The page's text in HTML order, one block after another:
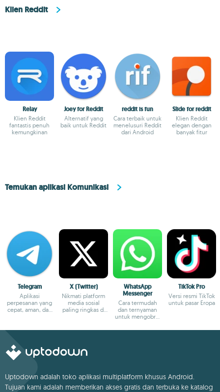
Klien Reddit
Relay
Klien Reddit
fantastis penuh
kemungkinan
Joey for Reddit
Alternatif yang
baik untuk Reddit
reddit is fun
Cara terbaik untuk
menelusuri Reddit
dari Android
Slide for reddit
Klien Reddit
elegan dengan
banyak fitur
Temukan aplikasi Komunikasi
Telegram
Aplikasi
perpesanan yang
cepat, aman, dan
X (Twitter)
Nikmati platform
media sosial
paling ringkas di
WhatsApp
Messenger
Cara termudah
dan ternyaman
untuk mengobrol
teman
TikTok Pro
Versi resmi TikTok
untuk pasar Eropa
Uptodown adalah toko aplikasi multiplatform khusus Android.
Tujuan kami adalah memberikan akses gratis dan terbuka ke katalog